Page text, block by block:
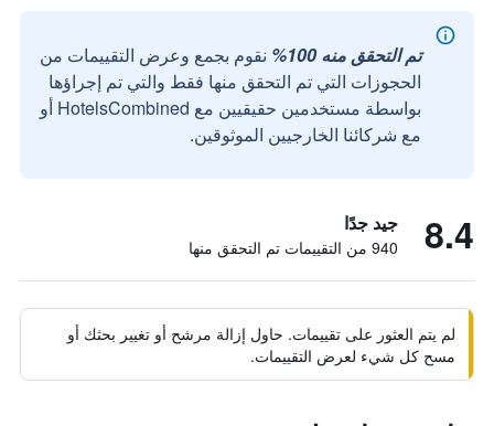
تم التحقق منه 100%
نقوم بجمع وعرض التقييمات من
الحجوزات التي تم التحقق منها فقط والتي تم إجراؤها
بواسطة مستخدمين حقيقيين مع HotelsCombined أو
مع شركائنا الخارجيين الموثوقين.
8.4 جيد جدًا
940 من التقييمات تم التحقق منها
لم يتم العثور على تقييمات. حاول إزالة مرشح أو تغيير بحثك أو
مسح كل شيء لعرض التقييمات.